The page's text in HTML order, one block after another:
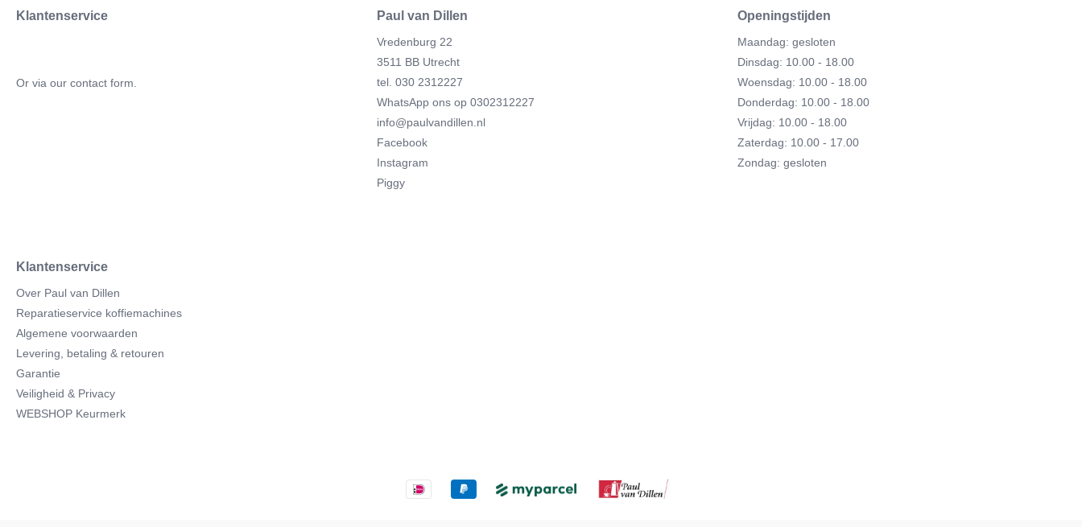
Klantenservice
Or via our contact form
Paul van Dillen
Vredenburg 22
3511 BB Utrecht
tel. 030 2312227
WhatsApp ons op 0302312227
info@paulvandillen.nl
Facebook
Instagram
Piggy
Openingstijden
Maandag: gesloten
Dinsdag: 10.00 - 18.00
Woensdag: 10.00 - 18.00
Donderdag: 10.00 - 18.00
Vrijdag: 10.00 - 18.00
Zaterdag: 10.00 - 17.00
Zondag: gesloten
Klantenservice
Over Paul van Dillen
Reparatieservice koffiemachines
Algemene voorwaarden
Levering, betaling & retouren
Garantie
Veiligheid & Privacy
WEBSHOP Keurmerk